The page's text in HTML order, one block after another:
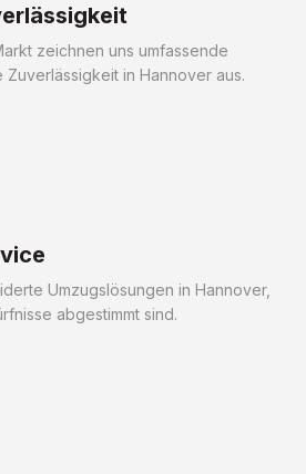
zeichnen uns umfassende
in Hannover aus.
Umzugslösungen in Hannover,
abgestimmt sind.